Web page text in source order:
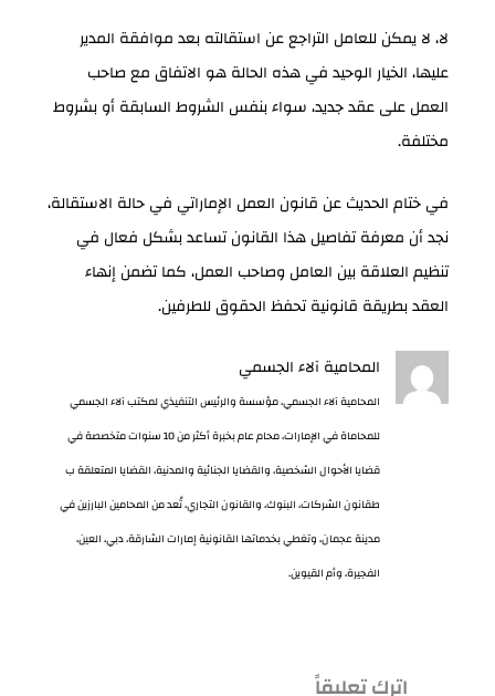
لا، لا يمكن للعامل التراجع عن استقالته بعد موافقة المدير
عليها، الخيار الوحيد في هذه الحالة هو الاتفاق مع صاحب
العمل على عقد جديد، سواء بنفس الشروط السابقة أو بشروط
مختلفة.
في ختام الحديث عن قانون العمل الإماراتي في حالة الاستقالة،
نجد أن معرفة تفاصيل هذا القانون تساعد بشكل فعال في
تنظيم العلاقة بين العامل وصاحب العمل، كما تضمن إنهاء
العقد بطريقة قانونية تحفظ الحقوق للطرفين.
المحامية آلاء الجسمي
المحامية آلاء الجسمي، مؤسسة والرئيس التنفيذي لمكتب آلاء الجسمي
للمحاماة في الإمارات، محام عام بخبرة أكثر من 10 سنوات متخصصة في
قضايا الأحوال الشخصية، والقضايا الجنائية والمدنية، القضايا المتعلقة ب
طقانون الشركات، البنوك، والقانون التجاري، تُعد من المحامين البارزين في
مدينة عجمان، وتغطي بخدماتها القانونية إمارات الشارقة، دبي، العين،
الفجيرة، وأم القيوين.
اترك تعليقاً